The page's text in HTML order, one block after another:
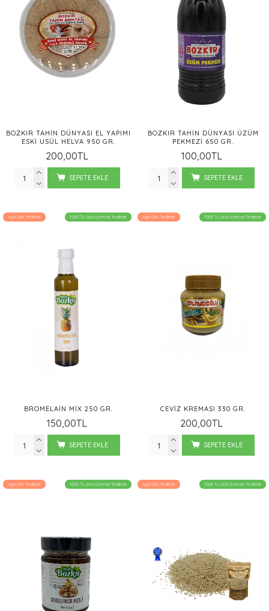
BOZKIR TAHIN DÜNYASI EL YAPIMI
ESKI USÜL HELVA 950 GR.
200,00TL
SEPETE EKLE
BOZKIR TAHIN DÜNYASI ÜZÜM
PEKMEZI 650 GR.
100,00TL
SEPETE EKLE
Aynı Gün Teslimat 1000 TL üstü Ücretsiz Teslimat
BROMELAIN MIX 250 GR.
150,00TL
SEPETE EKLE
Aynı Gün Teslimat 1000 TL üstü Ücretsiz Teslimat
CEVIZ KREMASI 330 GR.
200,00TL
SEPETE EKLE
Aynı Gün Teslimat 1000 TL üstü Ücretsiz Teslimat Aynı Gün Teslimat 1000 TL üstü Ücretsiz Teslimat